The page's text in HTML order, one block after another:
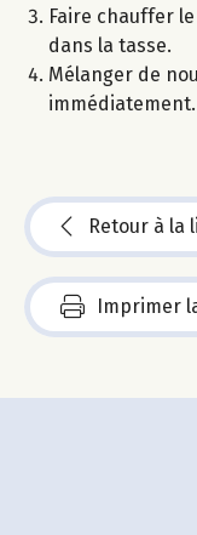
Faire chauffer
dans la tasse.
Mélanger de
immédiatement.
Retour à la
Imprimer